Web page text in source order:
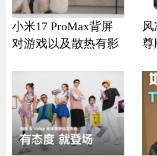
小米17 ProMax背屏
对游戏以及散热有影
尊